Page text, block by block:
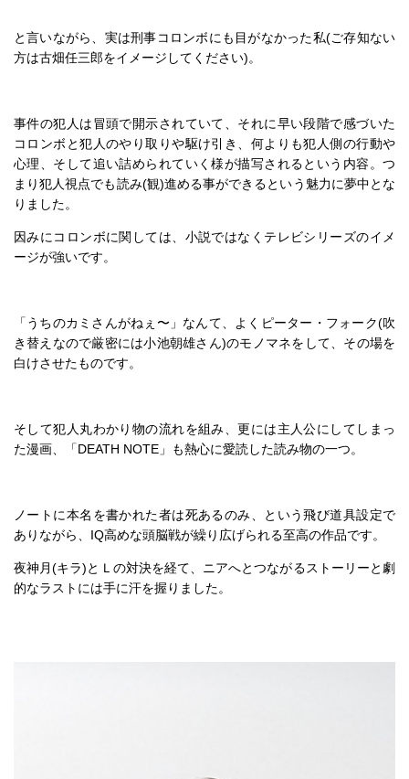
と言いながら、実は刑事コロンボにも目がなかった私(ご存知ない
方は古畑任三郎をイメージしてください)。
事件の犯人は冒頭で開示されていて、それに早い段階で感づいた
コロンボと犯人のやり取りや駆け引き、何よりも犯人側の行動や
心理、そして追い詰められていく様が描写されるという内容。つ
まり犯人視点でも読み(観)進める事ができるという魅力に夢中とな
りました。
因みにコロンボに関しては、小説ではなくテレビシリーズのイメ
ージが強いです。
「うちのカミさんがねぇ〜」なんて、よくピーター・フォーク(吹
き替えなので厳密には小池朝雄さん)のモノマネをして、その場を
白けさせたものです。
そして犯人丸わかり物の流れを組み、更には主人公にしてしまっ
た漫画、「DEATH NOTE」も熱心に愛読した読み物の一つ。
ノートに本名を書かれた者は死あるのみ、という飛び道具設定で
ありながら、IQ高めな頭脳戦が繰り広げられる至高の作品です。
夜神月(キラ)とＬの対決を経て、ニアへとつながるストーリーと劇
的なラストには手に汗を握りました。